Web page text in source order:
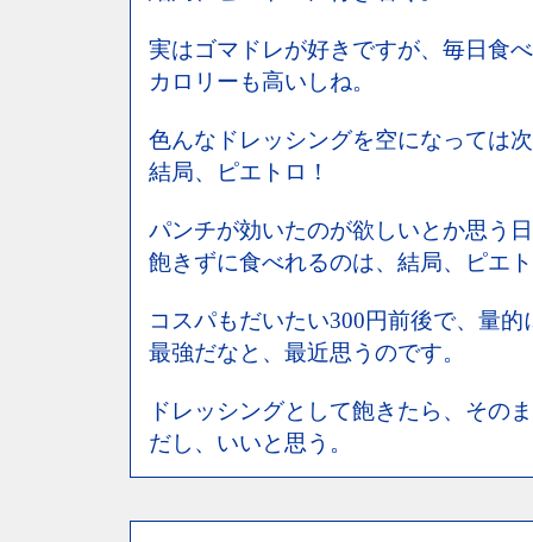
実はゴマドレが好きですが、毎日食
カロリーも高いしね。
色んなドレッシングを空になっては
結局、ピエトロ！
パンチが効いたのが欲しいとか思う
飽きずに食べれるのは、結局、ピエ
コスパもだいたい300円前後で、量的
最強だなと、最近思うのです。
ドレッシングとして飽きたら、その
だし、いいと思う。